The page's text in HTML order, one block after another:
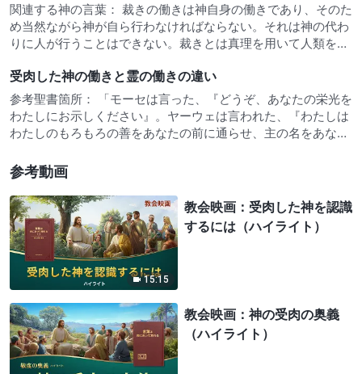
関連する神の言葉： 裁きの働きは神自身の働きであり、そのた
め当然ながら神が自ら行わなければならない。それは神の代わ
りに人が行うことはできない。裁きとは真理を用いて人類を征
肉した姿で再び現れることは疑いもないことである。つまり、
終わりの日におい…
受肉した神の働きと霊の働きの違い
参考聖書箇所： 「モーセは言った、『どうぞ、あなたの栄光を
わたしにお示しください』。ヤーウェは言われた、『わたしは
わたしのもろもろの善をあなたの前に通らせ、主の名をあなた
れもうとする者をあわれむ』。また言われた、『しかし、あな
たはわたしの顔を…
参考動画
15:15
教会映画：受肉した神を認識
するには（ハイライト）
教会映画：神の受肉の奥義
（ハイライト）